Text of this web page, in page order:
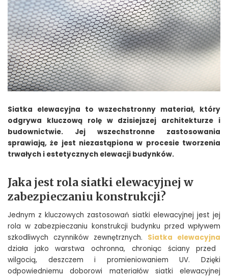
Siatka elewacyjna to wszechstronny materiał, który
odgrywa kluczową rolę w dzisiejszej architekturze i
budownictwie. Jej wszechstronne zastosowania
sprawiają, że jest niezastąpiona w procesie tworzenia
trwałych i estetycznych elewacji budynków.
Jaka jest rola siatki elewacyjnej w
zabezpieczaniu konstrukcji?
Jednym z kluczowych zastosowań siatki elewacyjnej jest jej
rola w zabezpieczaniu konstrukcji budynku przed wpływem
szkodliwych czynników zewnętrznych. Siatka elewacyjna
działa jako warstwa ochronna, chroniąc ściany przed
wilgocią, deszczem i promieniowaniem UV. Dzięki
odpowiedniemu doborowi materiałów siatki elewacyjnej